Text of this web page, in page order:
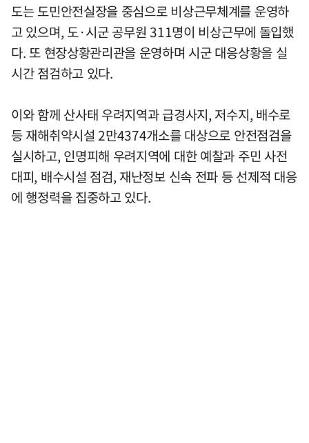
도는 도민안전실장을 중심으로 비상근무체계를 운영하
고 있으며, 도·시군 공무원 311명이 비상근무에 돌입했
다. 또 현장상황관리관을 운영하며 시군 대응상황을 실
시간 점검하고 있다.
이와 함께 산사태 우려지역과 급경사지, 저수지, 배수로
등 재해취약시설 2만4374개소를 대상으로 안전점검을
실시하고, 인명피해 우려지역에 대한 예찰과 주민 사전
대피, 배수시설 점검, 재난정보 신속 전파 등 선제적 대응
에 행정력을 집중하고 있다.